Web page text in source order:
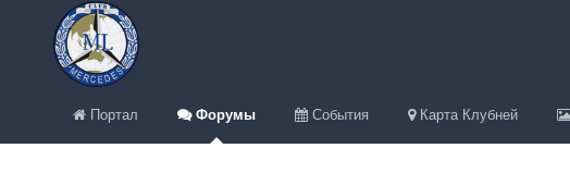
Портал Форумы События Карта Клубней